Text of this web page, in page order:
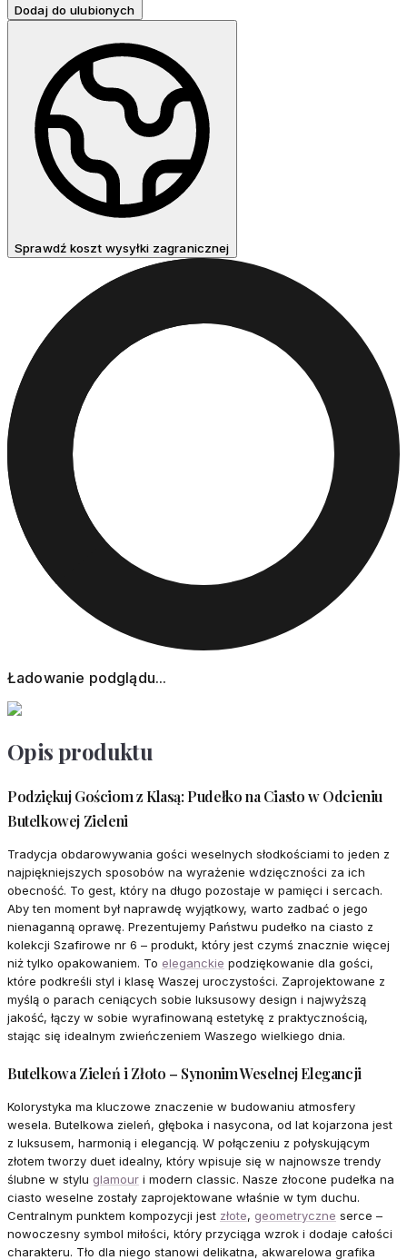
Dodaj do ulubionych
Sprawdź koszt wysyłki zagranicznej
Ładowanie podglądu...
Opis produktu
Podziękuj Gościom z Klasą: Pudełko na Ciasto w Odcieniu
Butelkowej Zieleni
Tradycja obdarowywania gości weselnych słodkościami to jeden z
najpiękniejszych sposobów na wyrażenie wdzięczności za ich
obecność. To gest, który na długo pozostaje w pamięci i sercach.
Aby ten moment był naprawdę wyjątkowy, warto zadbać o jego
nienaganną oprawę. Prezentujemy Państwu pudełko na ciasto z
kolekcji Szafirowe nr 6 – produkt, który jest czymś znacznie więcej
niż tylko opakowaniem. To eleganckie podziękowanie dla gości,
które podkreśli styl i klasę Waszej uroczystości. Zaprojektowane z
myślą o parach ceniących sobie luksusowy design i najwyższą
jakość, łączy w sobie wyrafinowaną estetykę z praktycznością,
stając się idealnym zwieńczeniem Waszego wielkiego dnia.
Butelkowa Zieleń i Złoto – Synonim Weselnej Elegancji
Kolorystyka ma kluczowe znaczenie w budowaniu atmosfery
wesela. Butelkowa zieleń, głęboka i nasycona, od lat kojarzona jest
z luksusem, harmonią i elegancją. W połączeniu z połyskującym
złotem tworzy duet idealny, który wpisuje się w najnowsze trendy
ślubne w stylu glamour i modern classic. Nasze złocone pudełka na
ciasto weselne zostały zaprojektowane właśnie w tym duchu.
Centralnym punktem kompozycji jest złote, geometryczne serce –
nowoczesny symbol miłości, który przyciąga wzrok i dodaje całości
charakteru. Tło dla niego stanowi delikatna, akwarelowa grafika